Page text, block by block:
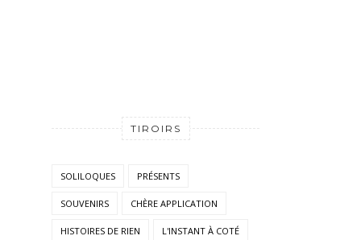
TIROIRS
SOLILOQUES PRÉSENTS
SOUVENIRS CHÈRE APPLICATION
HISTOIRES DE RIEN L'INSTANT À COTÉ